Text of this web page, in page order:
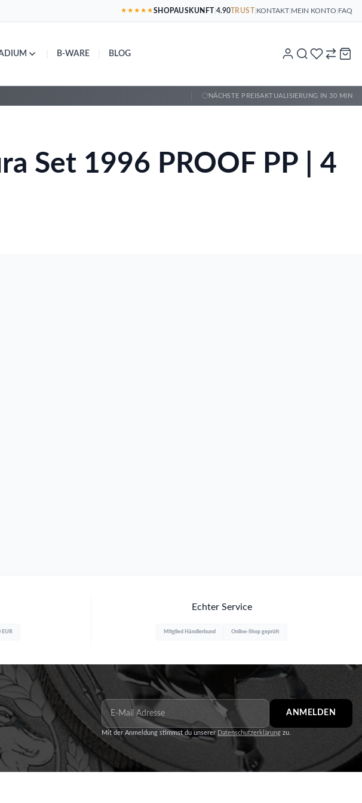
★★★★★ SHOPAUSKUNFT 4.90TRUST KONTAKT MEIN KONTO FAQ
B-WARE BLOG
NÄCHSTE PREISAKTUALISIERUNG IN 30 MIN
Set 1996 PROOF PP | 4
EUR
Echter Service
Mitglied Händlerbund Online-Shop geprüft
ANMELDEN
Mit der Anmeldung stimmst du unserer Datenschutzerklärung zu.